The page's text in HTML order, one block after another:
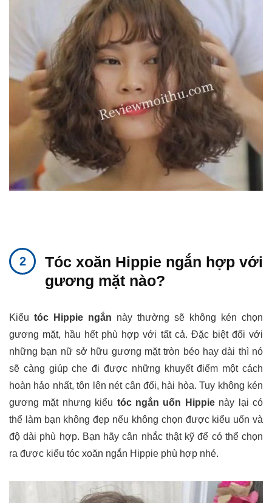
Tóc xoăn Hippie ngắn hợp với
gương mặt nào?
Kiểu tóc Hippie ngắn này thường sẽ không kén chọn
gương mặt, hầu hết phù hợp với tất cả. Đặc biệt đối với
những bạn nữ sở hữu gương mặt tròn béo hay dài thì nó
sẽ càng giúp che đi được những khuyết điểm một cách
hoàn hảo nhất, tôn lên nét cân đối, hài hòa. Tuy không kén
gương mặt nhưng kiểu tóc ngắn uốn Hippienày lại có
thể làm bạn không đẹp nếu không chọn được kiểu uốn và
độ dài phù hợp. Bạn hãy cân nhắc thật kỹ để có thể chọn
ra được kiểu tóc xoăn ngắn Hippie phù hợp nhé.